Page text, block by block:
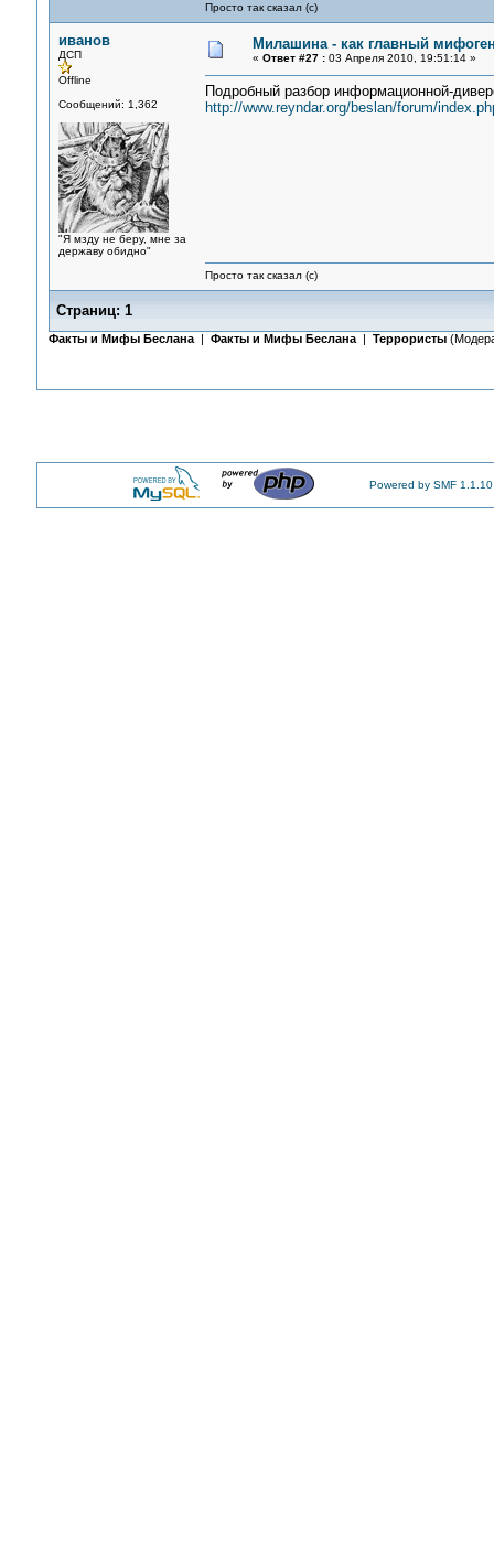
Просто так сказал (с)
иванов
ДСП
Offline
Сообщений: 1,362
"Я мзду не беру, мне за
державу обидно"
Милашина - как главный
« Ответ #27 :03 Апреля 2010, 19:51:14 »
Подробный разбор информационной-
http://www.reyndar.org/beslan/forum/
Просто так сказал (с)
Страниц: 1
Факты и Мифы Беслана| Факты и Мифы Беслана| Террористы
Powered by SMF 1.1.10